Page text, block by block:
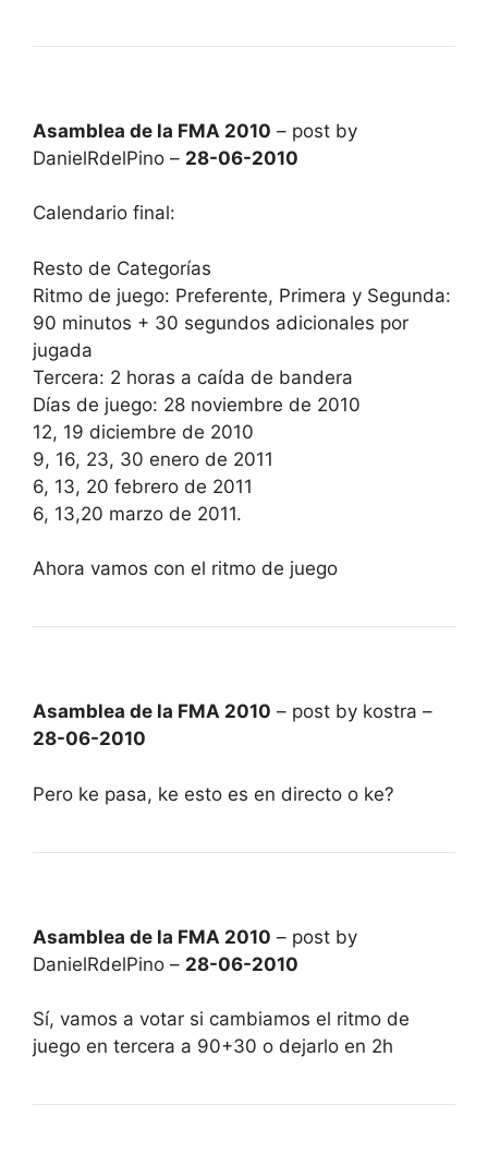
Asamblea de la FMA 2010 – post by
DanielRdelPino – 28-06-2010
Calendario final:
Resto de Categorías
Ritmo de juego: Preferente, Primera y Segunda:
90 minutos + 30 segundos adicionales por
jugada
Tercera: 2 horas a caída de bandera
Días de juego: 28 noviembre de 2010
12, 19 diciembre de 2010
9, 16, 23, 30 enero de 2011
6, 13, 20 febrero de 2011
6, 13,20 marzo de 2011.
Ahora vamos con el ritmo de juego
Asamblea de la FMA 2010 – post by kostra –
28-06-2010
Pero ke pasa, ke esto es en directo o ke?
Asamblea de la FMA 2010 – post by
DanielRdelPino – 28-06-2010
Sí, vamos a votar si cambiamos el ritmo de
juego en tercera a 90+30 o dejarlo en 2h